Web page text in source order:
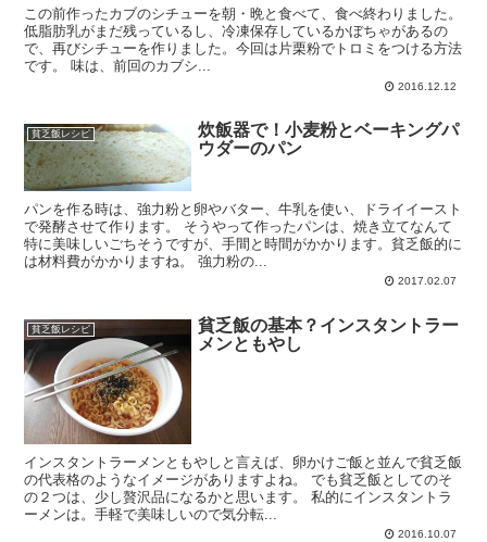
この前作ったカブのシチューを朝・晩と食べて、食べ終わりました。
低脂肪乳がまだ残っているし、冷凍保存しているかぼちゃがあるの
で、再びシチューを作りました。今回は片栗粉でトロミをつける方法
です。 味は、前回のカブシ...
2016.12.12
貧乏飯レシピ
炊飯器で！小麦粉とベーキングパ
ウダーのパン
パンを作る時は、強力粉と卵やバター、牛乳を使い、ドライイースト
で発酵させて作ります。 そうやって作ったパンは、焼き立てなんて
特に美味しいごちそうですが、手間と時間がかかります。貧乏飯的に
は材料費がかかりますね。 強力粉の...
2017.02.07
貧乏飯レシピ
貧乏飯の基本？インスタントラー
メンともやし
インスタントラーメンともやしと言えば、卵かけご飯と並んで貧乏飯
の代表格のようなイメージがありますよね。 でも貧乏飯としてのそ
の２つは、少し贅沢品になるかと思います。 私的にインスタントラ
ーメンは。手軽で美味しいので気分転...
2016.10.07